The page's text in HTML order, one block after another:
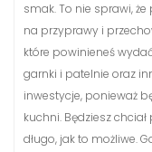
smak. To nie sprawi,
na przyprawy i
które powinieneś
garnki i patelnie oraz
inwestycje, ponieważ
kuchni. Będziesz
długo, jak to możliwe.